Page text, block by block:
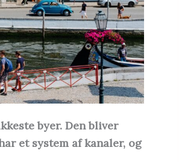
byer. Den bliver
et system af kanaler, og